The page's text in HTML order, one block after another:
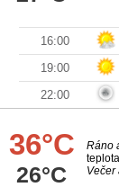
16:00
19:00
22:00
36°C
26°C
Ráno
Večer